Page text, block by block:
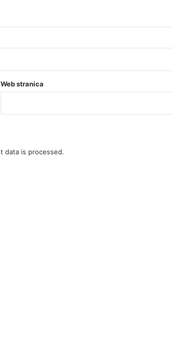
Web stranica
data is processed.